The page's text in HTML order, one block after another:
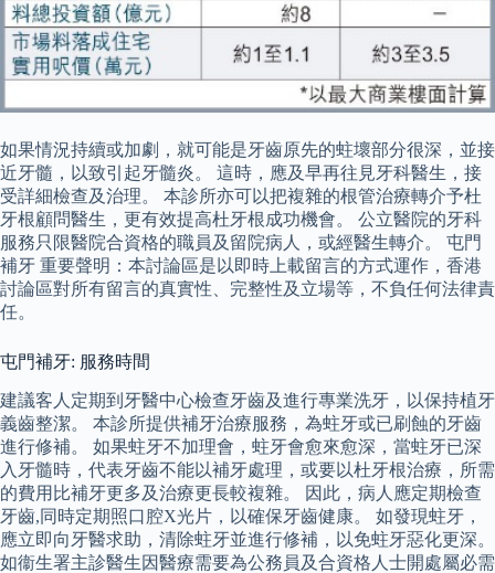
如果情況持續或加劇，就可能是牙齒原先的蛀壞部分很深，並接
近牙髓，以致引起牙髓炎。 這時，應及早再往見牙科醫生，接
受詳細檢查及治理。 本診所亦可以把複雜的根管治療轉介予杜
牙根顧問醫生，更有效提高杜牙根成功機會。 公立醫院的牙科
服務只限醫院合資格的職員及留院病人，或經醫生轉介。 屯門
補牙 重要聲明：本討論區是以即時上載留言的方式運作，香港
討論區對所有留言的真實性、完整性及立場等，不負任何法律責
任。
屯門補牙: 服務時間
建議客人定期到牙醫中心檢查牙齒及進行專業洗牙，以保持植牙
義齒整潔。 本診所提供補牙治療服務，為蛀牙或已刷蝕的牙齒
進行修補。 如果蛀牙不加理會，蛀牙會愈來愈深，當蛀牙已深
入牙髓時，代表牙齒不能以補牙處理，或要以杜牙根治療，所需
的費用比補牙更多及治療更長較複雜。 因此，病人應定期檢查
牙齒,同時定期照口腔X光片，以確保牙齒健康。 如發現蛀牙，
應立即向牙醫求助，清除蛀牙並進行修補，以免蛀牙惡化更深。
如衞生署主診醫生因醫療需要為公務員及合資格人士開處屬必需